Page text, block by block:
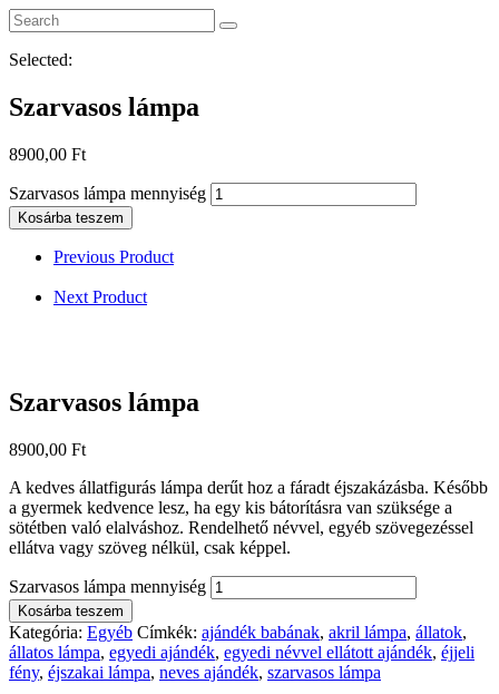
Selected:
Szarvasos lámpa
8900,00 Ft
Szarvasos lámpa mennyiség
Kosárba teszem
Previous Product
Next Product
Szarvasos lámpa
8900,00 Ft
A kedves állatfigurás lámpa derűt hoz a fáradt éjszakázásba. Később
a gyermek kedvence lesz, ha egy kis bátorításra van szüksége a
sötétben való elalváshoz. Rendelhető névvel, egyéb szövegezéssel
ellátva vagy szöveg nélkül, csak képpel.
Szarvasos lámpa mennyiség
Kosárba teszem
Kategória: Egyéb Címkék: ajándék babának, akril lámpa, állatok,
állatos lámpa, egyedi ajándék, egyedi névvel ellátott ajándék, éjjeli
fény, éjszakai lámpa, neves ajándék, szarvasos lámpa